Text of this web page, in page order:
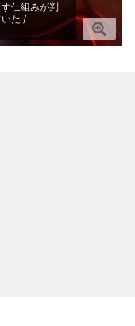
仕組みが判
た /